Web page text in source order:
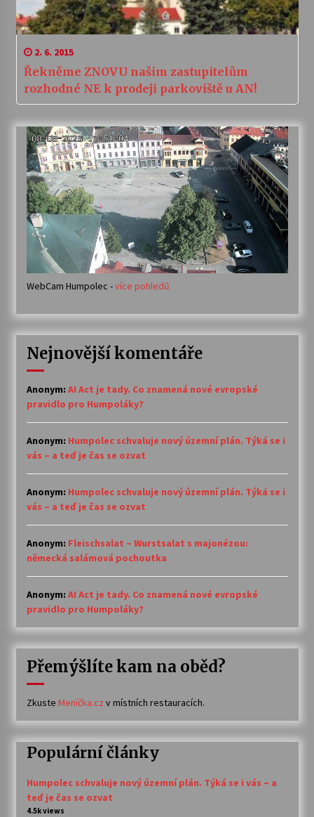
2. 6. 2015
Řekněme ZNOVU našim zastupitelům
rozhodné NE k prodeji parkoviště u AN!
WebCam Humpolec -více pohledů
Nejnovější komentáře
Anonym: AI Act je tady. Co znamená nové evropské
pravidlo pro Humpoláky?
Anonym: Humpolec schvaluje nový územní plán. Týká se i
vás – a teď je čas se ozvat
Anonym: Humpolec schvaluje nový územní plán. Týká se i
vás – a teď je čas se ozvat
Anonym: Fleischsalat – Wurstsalat s majonézou:
německá salámová pochoutka
Anonym: AI Act je tady. Co znamená nové evropské
pravidlo pro Humpoláky?
Přemýšlíte kam na oběd?
Zkuste Meníčka.cz v místních restauracích.
Populární články
Humpolec schvaluje nový územní plán. Týká se i vás – a
teď je čas se ozvat
4.5k views